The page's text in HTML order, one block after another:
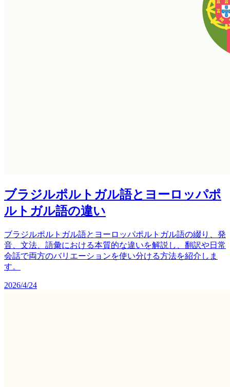
ブラジルポルトガル語とヨーロッパポ
ルトガル語の違い
ブラジルポルトガル語とヨーロッパポルトガル語の綴り、発
音、文法、語彙における本質的な違いを解説し、翻訳や日常
会話で両方のバリエーションを使い分ける方法を紹介しま
す。
2026/4/24